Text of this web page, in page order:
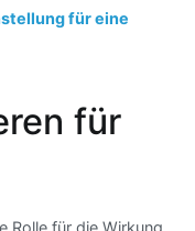
für eine
für